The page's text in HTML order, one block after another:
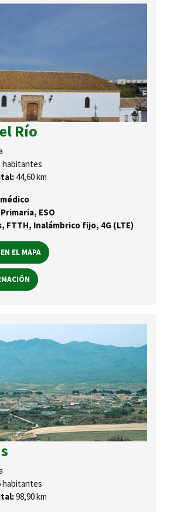
Río
habitantes
44,60 km
ESO
FTTH, Inalámbrico fijo, 4G (LTE)
EL MAPA
habitantes
98,90 km